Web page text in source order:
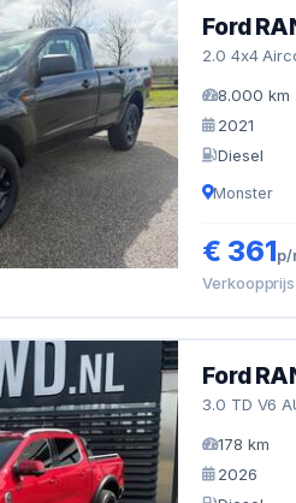
Ford
2.0 4x4
8.000 km
2021
Diesel
Monster
€ 361p/
Ford
3.0 TD V6
178 km
2026